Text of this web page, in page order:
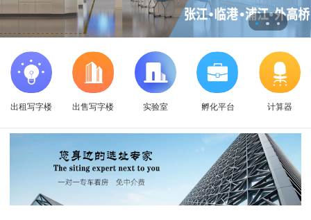
出租写字楼 出售写字楼 实验室 孵化平台 计算器